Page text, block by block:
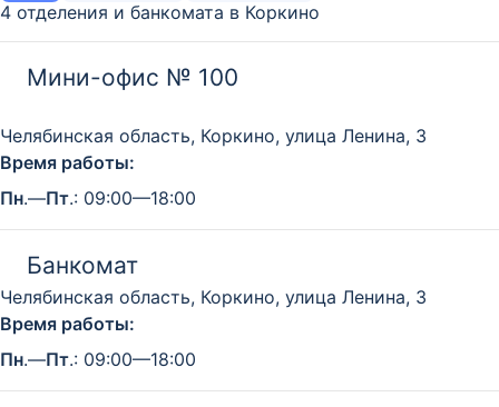
4 отделения и банкомата в Коркино
Мини-офис № 100
Челябинская область, Коркино, улица Ленина, 3
Время работы:
Пн.—Пт.: 09:00—18:00
Банкомат
Челябинская область, Коркино, улица Ленина, 3
Время работы:
Пн.—Пт.: 09:00—18:00